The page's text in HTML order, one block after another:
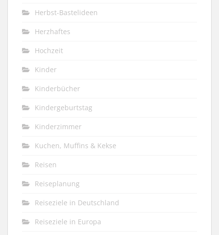
Herbst-Bastelideen
Herzhaftes
Hochzeit
Kinder
Kinderbücher
Kindergeburtstag
Kinderzimmer
Kuchen, Muffins & Kekse
Reisen
Reiseplanung
Reiseziele in Deutschland
Reiseziele in Europa